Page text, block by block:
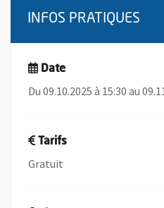
INFOS PRATIQUES
Date
Du 09.10.2025 à 15:30 au
Tarifs
Gratuit